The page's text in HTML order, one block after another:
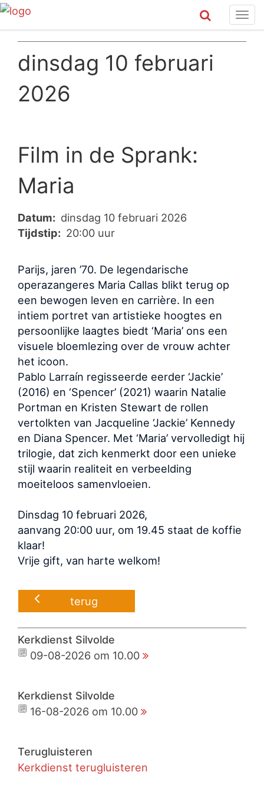
dinsdag 10 februari
2026
Film in de Sprank:
Maria
Datum: dinsdag 10 februari 2026
Tijdstip: 20:00 uur
Parijs, jaren ’70. De legendarische
operazangeres Maria Callas blikt terug op
een bewogen leven en carrière. In een
intiem portret van artistieke hoogtes en
persoonlijke laagtes biedt ‘Maria’ ons een
visuele bloemlezing over de vrouw achter
het icoon.
Pablo Larraín regisseerde eerder ‘Jackie’
(2016) en ‘Spencer’ (2021) waarin Natalie
Portman en Kristen Stewart de rollen
vertolkten van Jacqueline ‘Jackie’ Kennedy
en Diana Spencer. Met ‘Maria’ vervolledigt hij
trilogie, dat zich kenmerkt door een unieke
stijl waarin realiteit en verbeelding
moeiteloos samenvloeien.
Dinsdag 10 februari 2026,
aanvang 20:00 uur, om 19.45 staat de koffie
klaar!
Vrije gift, van harte welkom!
terug
Kerkdienst Silvolde
09-08-2026 om 10.00
Kerkdienst Silvolde
16-08-2026 om 10.00
Terugluisteren
Kerkdienst terugluisteren